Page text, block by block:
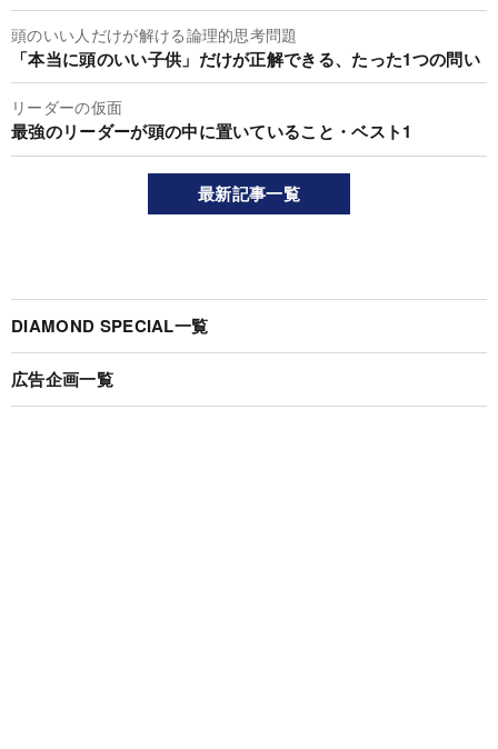
頭のいい人だけが解ける論理的思考問題
「本当に頭のいい子供」だけが正解できる、たった1つの問い
リーダーの仮面
最強のリーダーが頭の中に置いていること・ベスト1
最新記事一覧
DIAMOND SPECIAL一覧
広告企画一覧